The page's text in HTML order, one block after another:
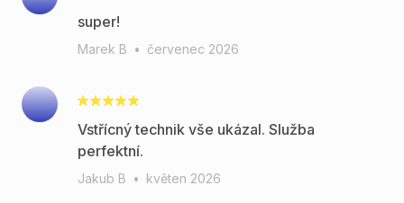
super!
Marek B • červenec 2026
Vstřícný technik vše ukázal. Služba
perfektní.
Jakub B • květen 2026